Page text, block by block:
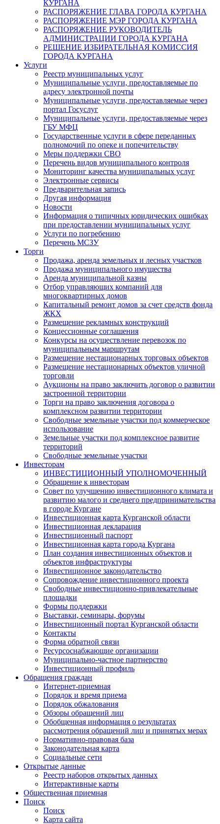
КУРГАНА
РАСПОРЯЖЕНИЕ ГЛАВА ГОРОДА КУРГАНА
РАСПОРЯЖЕНИЕ МЭР ГОРОДА КУРГАНА
РАСПОРЯЖЕНИЕ РУКОВОДИТЕЛЬ
АДМИНИСТРАЦИИ ГОРОДА КУРГАНА
РЕШЕНИЕ ИЗБИРАТЕЛЬНАЯ КОМИССИЯ
ГОРОДА КУРГАНА
Услуги
Реестр муниципальных услуг
Муниципальные услуги, предоставляемые по
адресу электронной почты
Муниципальные услуги, предоставляемые через
портал Госуслуг
Муниципальные услуги, предоставляемые через
ГБУ МФЦ
Государственные услуги в сфере переданных
полномочий по опеке и попечительству
Меры поддержки СВО
Перечень видов муниципального контроля
Мониторинг качества муниципальных услуг
Электронные сервисы
Предварительная запись
Другая информация
Новости
Информация о типичных юридических ошибках
при предоставлении муниципальных услуг
Услуги по погребению
Перечень МСЗУ
Торги
Продажа, аренда земельных и лесных участков
Продажа муниципального имущества
Аренда муниципальной казны
Отбор управляющих компаний для
многоквартирных домов
Капитальный ремонт домов за счет средств фонда
ЖКХ
Размещение рекламных конструкций
Концессионные соглашения
Конкурсы на осуществление перевозок по
муниципальным маршрутам
Размещение нестационарных торговых объектов
Размещение нестационарных объектов уличной
торговли
Аукционы на право заключить договор о развитии
застроенной территории
Торги на право заключения договора о
комплексном развитии территории
Свободные земельные участки под коммерческое
использование
Земельные участки под комплексное развитие
территорий
Свободные земельные участки
Инвесторам
ИНВЕСТИЦИОННЫЙ УПОЛНОМОЧЕННЫЙ
Обращение к инвесторам
Совет по улучшению инвестиционного климата и
развитию малого и среднего предпринимательства
в городе Кургане
Инвестиционная карта Курганской области
Инвестиционная декларация
Инвестиционный паспорт
Инвестиционная карта города Кургана
План создания инвестиционных объектов и
объектов инфраструктуры
Инвестиционное законодательство
Сопровождение инвестиционного проекта
Свободные инвестиционно-привлекательные
площадки
Формы поддержки
Выставки, семинары, форумы
Инвестиционный портал Курганской области
Контакты
Форма обратной связи
Ресурсоснабжающие организации
Муниципально-частное партнерство
Инвестиционный профиль
Обращения граждан
Интернет-приемная
Порядок и время приема
Порядок обжалования
Обзоры обращений лиц
Обобщенная информация о результатах
рассмотрения обращений лиц и принятых мерах
Нормативно-правовая база
Законодательная карта
Социальные сети
Открытые данные
Реестр наборов открытых данных
Интерактивные карты
Общественная приемная
Поиск
Поиск
Карта сайта